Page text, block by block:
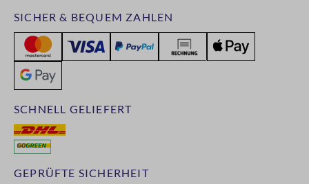
GEPRÜFTE SICHERHEIT
SCHNELL GELIEFERT
SICHER & BEQUEM ZAHLEN